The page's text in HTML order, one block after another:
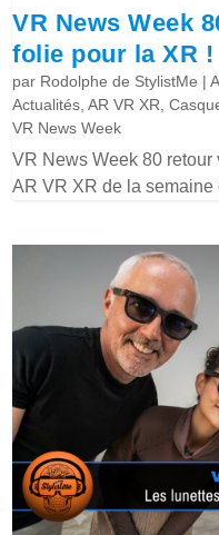
VR News Week
folie pour la XR !
par Rodolphe de StylistMe |
Actualités,AR VR XR,
VR News Week
VR News Week 80
AR VR XR de la semaine